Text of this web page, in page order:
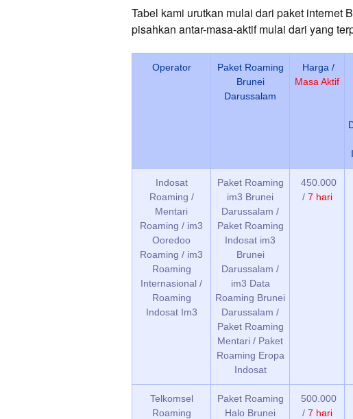
Tabel kami urutkan mulai dari paket internet
pisahkan antar-masa-aktif mulai dari yang
Operator
Paket Roaming
Brunei
Darussalam
Harga /
Masa Aktif
Indosat
Roaming /
Mentari
Roaming / im3
Ooredoo
Roaming / im3
Roaming
Internasional /
Roaming
Indosat Im3
Paket Roaming
im3 Brunei
Darussalam /
Paket Roaming
Indosat im3
Brunei
Darussalam /
im3 Data
Roaming Brunei
Darussalam /
Paket Roaming
Mentari / Paket
Roaming Eropa
Indosat
450.000
/ 7 hari
Telkomsel
Roaming
Paket Roaming
Halo Brunei
500.000
/ 7 hari